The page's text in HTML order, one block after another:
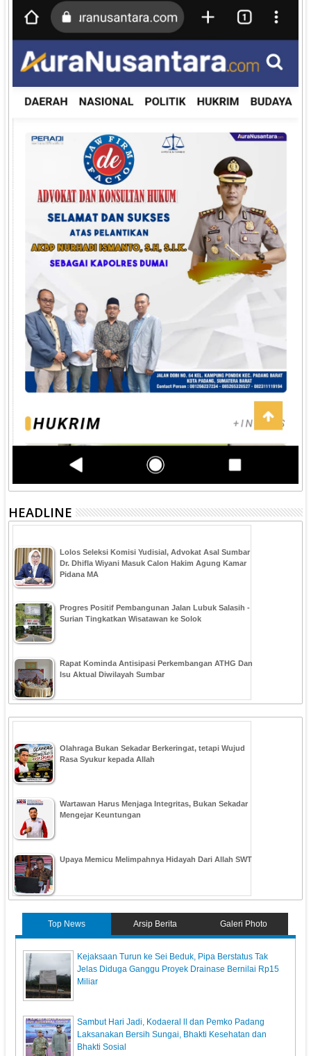
HEADLINE
‎Lolos Seleksi Komisi Yudisial, Advokat Asal Sumbar
Dr. Dhifla Wiyani Masuk Calon Hakim Agung Kamar
Pidana MA
Progres Positif Pembangunan Jalan Lubuk Salasih -
Surian Tingkatkan Wisatawan ke Solok
Rapat Kominda Antisipasi Perkembangan ATHG Dan
Isu Aktual Diwilayah Sumbar
Olahraga Bukan Sekadar Berkeringat, tetapi Wujud
Rasa Syukur kepada Allah
Wartawan Harus Menjaga Integritas, Bukan Sekadar
Mengejar Keuntungan
Upaya Memicu Melimpahnya Hidayah Dari Allah SWT
Top News Arsip Berita Galeri Photo
Kejaksaan Turun ke Sei Beduk, Pipa Berstatus Tak
Jelas Diduga Ganggu Proyek Drainase Bernilai Rp15
Miliar
Sambut Hari Jadi, Kodaeral ll dan Pemko Padang
Laksanakan Bersih Sungai, Bhakti Kesehatan dan
Bhakti Sosial